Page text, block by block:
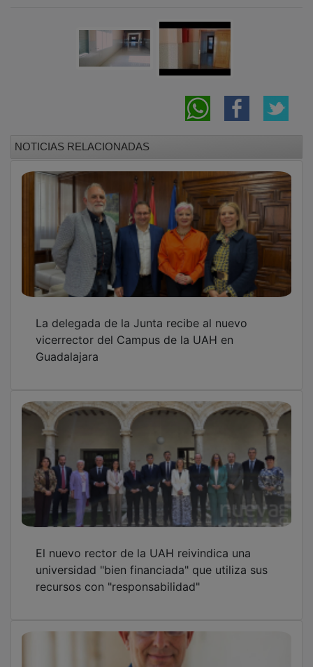
vicerrector del Campus de la UAH en
Guadalajara
universidad "bien financiada" que utiliza sus
recursos con "responsabilidad"